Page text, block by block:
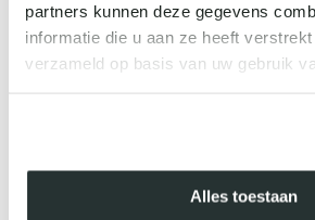
partners kunnen deze gegevens
informatie die u aan ze heeft
verzameld op basis van uw gebruik
Alles toestaan
Altijd is het weer fijn om te komen,
sfeer in jullie pand!